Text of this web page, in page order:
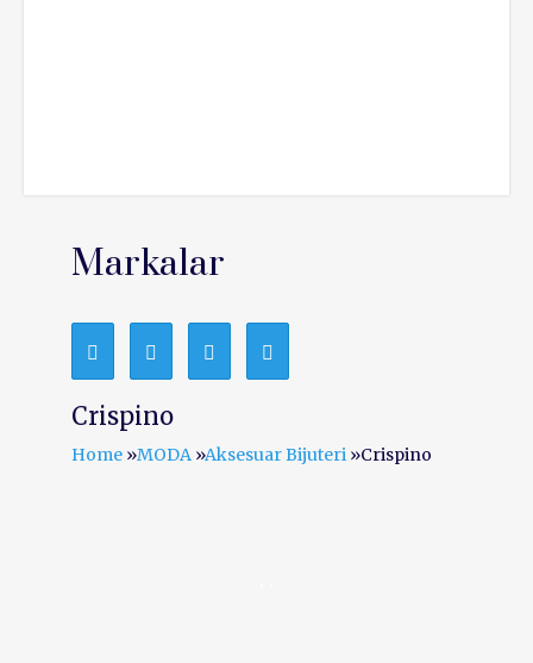
Markalar
Crispino
Home »MODA »Aksesuar Bijuteri »Crispino